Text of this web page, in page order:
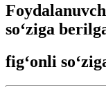
so‘ziga
fig‘onli